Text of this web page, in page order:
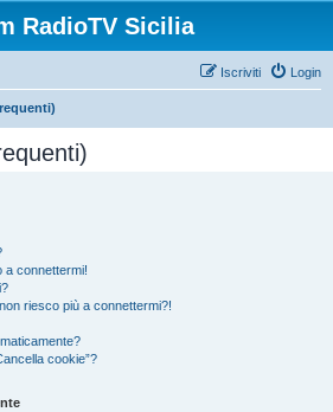
RadioTV Sicilia
Login
Iscriviti
a connettermi!
riesco più a connettermi?!
cookie”?